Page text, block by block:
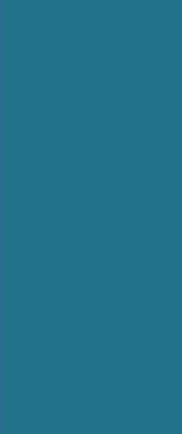
moeda
como as
existem
Ithaca, no
considerado
– IRS
BerkShares
foram emitidos a
riqueza
de emprego.
dúzia de
geradora